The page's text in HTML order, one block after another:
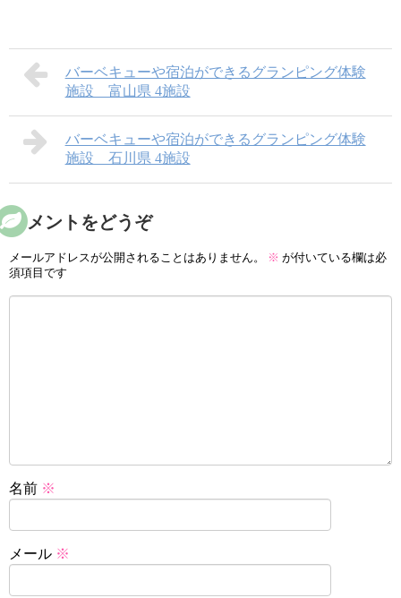
バーベキューや宿泊ができるグランピング体験
施設 富山県 4施設
バーベキューや宿泊ができるグランピング体験
施設 石川県 4施設
コメントをどうぞ
メールアドレスが公開されることはありません。 ※ が付いている欄は必
須項目です
名前 ※
メール ※